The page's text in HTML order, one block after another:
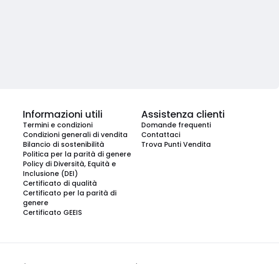
Informazioni utili
Termini e condizioni
Condizioni generali di vendita
Bilancio di sostenibilità
Politica per la parità di genere
Policy di Diversità, Equità e
Inclusione (DEI)
Certificato di qualità
Certificato per la parità di
genere
Certificato GEEIS
Assistenza clienti
Domande frequenti
Contattaci
Trova Punti Vendita